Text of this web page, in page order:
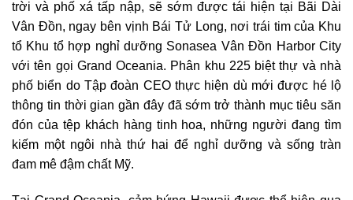
trời và phố xá tấp nập, sẽ sớm được tái hiện tại Bãi Dài
Vân Đồn, ngay bên vịnh Bái Tử Long, nơi trái tim của Khu
tổ Khu tổ hợp nghỉ dưỡng Sonasea Vân Đồn Harbor City
với tên gọi Grand Oceania. Phân khu 225 biệt thự và nhà
phố biển do Tập đoàn CEO thực hiện dù mới được hé lộ
thông tin thời gian gần đây đã sớm trở thành mục tiêu săn
đón của tệp khách hàng tinh hoa, những người đang tìm
kiếm một ngôi nhà thứ hai để nghỉ dưỡng và sống tràn
đam mê đậm chất Mỹ.